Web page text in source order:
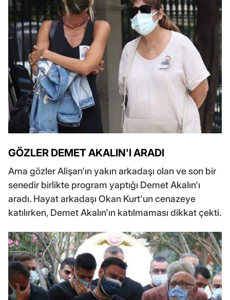
GÖZLER DEMET AKALIN'I ARADI
Ama gözler Alişan'ın yakın arkadaşı olan ve son bir
senedir birlikte program yaptığı Demet Akalın'ı
aradı. Hayat arkadaşı Okan Kurt'un cenazeye
katılırken, Demet Akalın'ın katılmaması dikkat çekti.